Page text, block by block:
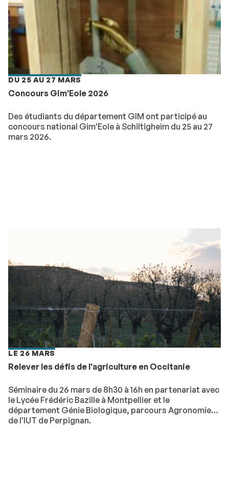
DU 25 AU 27 MARS
Concours Gim'Eole 2026
Des étudiants du département GIM ont participé au
concours national Gim'Eole à Schiltigheim du 25 au 27
mars 2026.
LE 26 MARS
Relever les défis de l'agriculture en Occitanie
Séminaire du 26 mars de 8h30 à 16h en partenariat avec
le Lycée Frédéric Bazille à Montpellier et le
département Génie Biologique, parcours Agronomie
de l'IUT de Perpignan.